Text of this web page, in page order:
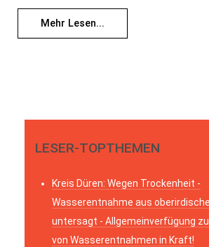
Mehr Lesen...
LESER-TOPTHEMEN
Kreis Düren: Wegen Trockenheit -
Wasserentnahme aus
untersagt - Allgemeinverfügung
von Wasserentnahmen in Kraft!